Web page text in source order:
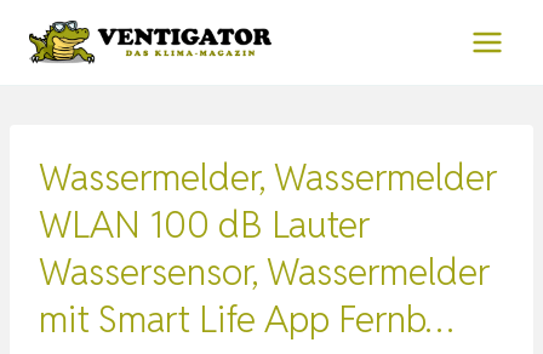
Inhalt
Wassermelder, Wassermelder
WLAN 100 dB Lauter
Wassersensor, Wassermelder
mit Smart Life App Fernb…